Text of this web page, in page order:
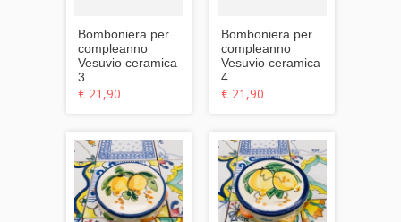
Bomboniera per
compleanno
Vesuvio ceramica
3
€ 21,90
Bomboniera per
compleanno
Vesuvio ceramica
4
€ 21,90